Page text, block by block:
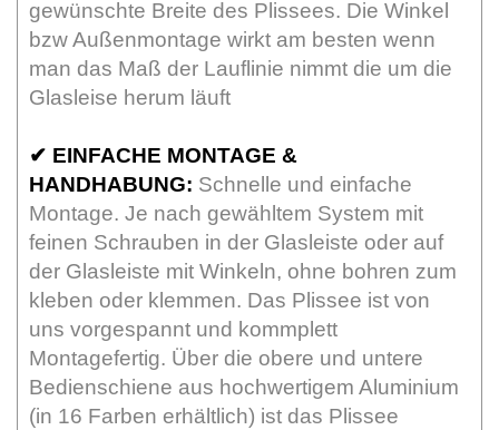
gewünschte Breite des Plissees. Die Winkel
bzw Außenmontage wirkt am besten wenn
man das Maß der Lauflinie nimmt die um die
Glasleise herum läuft
✔ EINFACHE MONTAGE &
HANDHABUNG: Schnelle und einfache
Montage. Je nach gewähltem System mit
feinen Schrauben in der Glasleiste oder auf
der Glasleiste mit Winkeln, ohne bohren zum
kleben oder klemmen. Das Plissee ist von
uns vorgespannt und kommplett
Montagefertig. Über die obere und untere
Bedienschiene aus hochwertigem Aluminium
(in 16 Farben erhältlich) ist das Plissee